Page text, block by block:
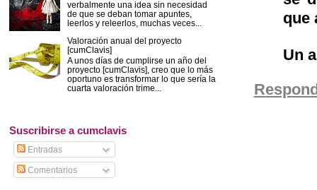
que
Un
verbalmente una idea sin necesidad
de que se deban tomar apuntes,
leerlos y releerlos, muchas veces...
Valoración anual del proyecto
[cumClavis]
A unos días de cumplirse un año del
proyecto [cumClavis], creo que lo más
oportuno es transformar lo que sería la
cuarta valoración trime...
Suscribirse a cumclavis
Entradas
Comentarios